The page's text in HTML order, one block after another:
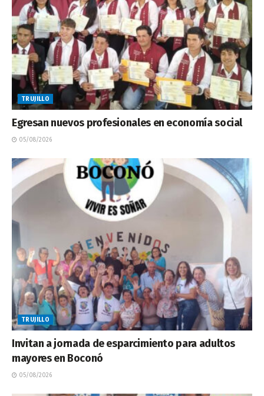
TRUJILLO
Egresan nuevos profesionales en economía social
05/08/2026
TRUJILLO
Invitan a jornada de esparcimiento para adultos
mayores en Boconó
05/08/2026